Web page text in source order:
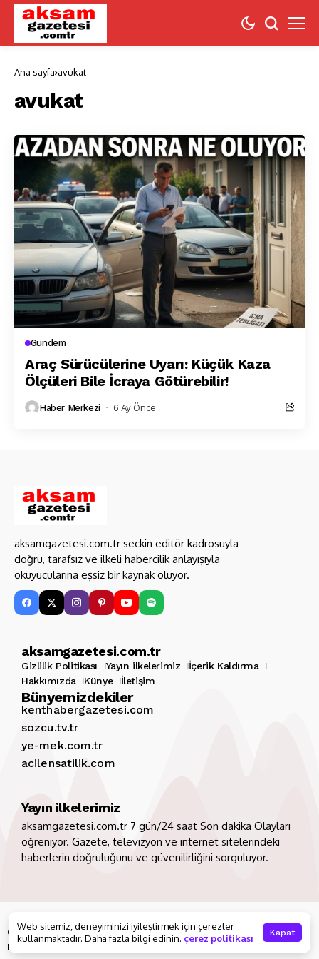
Ana sayfa avukat
avukat
Gündem
Araç Sürücülerine Uyarı: Küçük Kaza
Ölçüleri Bile İcraya Götürebilir!
Haber Merkezi 6 Ay Önce
aksamgazetesi.com.tr seçkin editör kadrosuyla
doğru, tarafsız ve ilkeli habercilik anlayışıyla
okuyucularına eşsiz bir kaynak oluyor.
aksamgazetesi.com.tr
Gizlilik Politikası Yayın ilkelerimiz
İçerik Kaldırma
Hakkımızda
Künye İletişim
Bünyemizdekiler
kenthabergazetesi.com
sozcu.tv.tr
ye-mek.com.tr
acilensatilik.com
Yayın ilkelerimiz
aksamgazetesi.com.tr 7 gün/24 saat Son dakika Olayları
öğreniyor. Gazete, televizyon ve internet sitelerindeki
haberlerin doğruluğunu ve güvenilirliğini sorguluyor.
Gizlilik Politikası Yayın ilkelerimiz
İçerik Kaldırma
Hakkımızda
Web sitemiz, deneyiminizi iyileştirmek için çerezler
kullanmaktadır. Daha fazla bilgi edinin. çerez politikası Kapat